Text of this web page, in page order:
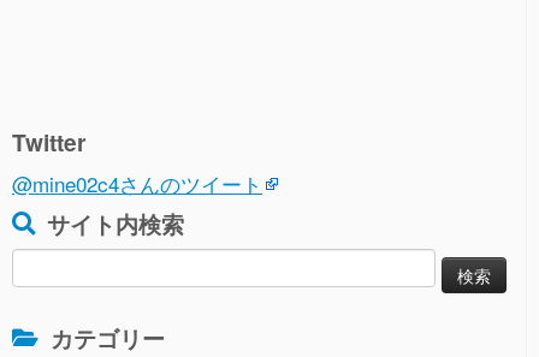
Twitter
@mine02c4さんのツイート
サイト内検索
索:
カテゴリー